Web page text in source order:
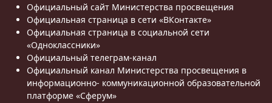
Официальный сайт Министерства просвещения
Официальная страница в сети «ВКонтакте»
Официальная страница в социальной сети
«Одноклассники»
Официальный телеграм-канал
Официальный канал Министерства просвещения в
информационно- коммуникационной образовательной
платформе «Сферум»